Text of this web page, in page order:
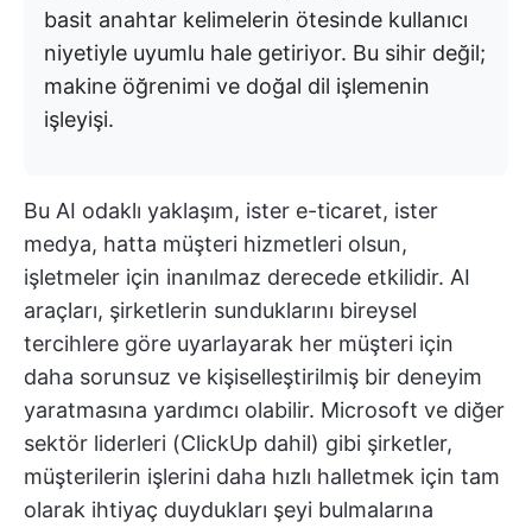
basit anahtar kelimelerin ötesinde kullanıcı
niyetiyle uyumlu hale getiriyor. Bu sihir değil;
makine öğrenimi ve doğal dil işlemenin
işleyişi.
Bu AI odaklı yaklaşım, ister e-ticaret, ister
medya, hatta müşteri hizmetleri olsun,
işletmeler için inanılmaz derecede etkilidir. AI
araçları, şirketlerin sunduklarını bireysel
tercihlere göre uyarlayarak her müşteri için
daha sorunsuz ve kişiselleştirilmiş bir deneyim
yaratmasına yardımcı olabilir. Microsoft ve diğer
sektör liderleri (ClickUp dahil) gibi şirketler,
müşterilerin işlerini daha hızlı halletmek için tam
olarak ihtiyaç duydukları şeyi bulmalarına